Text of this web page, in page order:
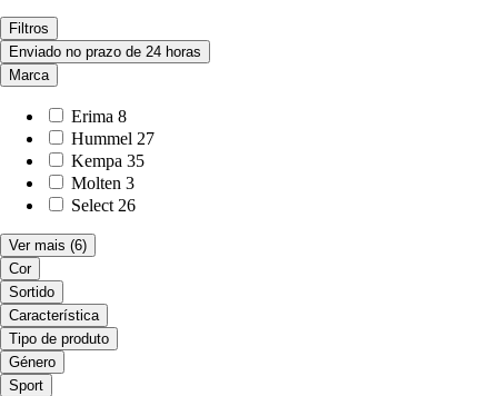
Filtros
Enviado no prazo de 24 horas
Marca
Erima 8
Hummel 27
Kempa 35
Molten 3
Select 26
Ver mais (6)
Cor
Sortido
Característica
Tipo de produto
Género
Sport